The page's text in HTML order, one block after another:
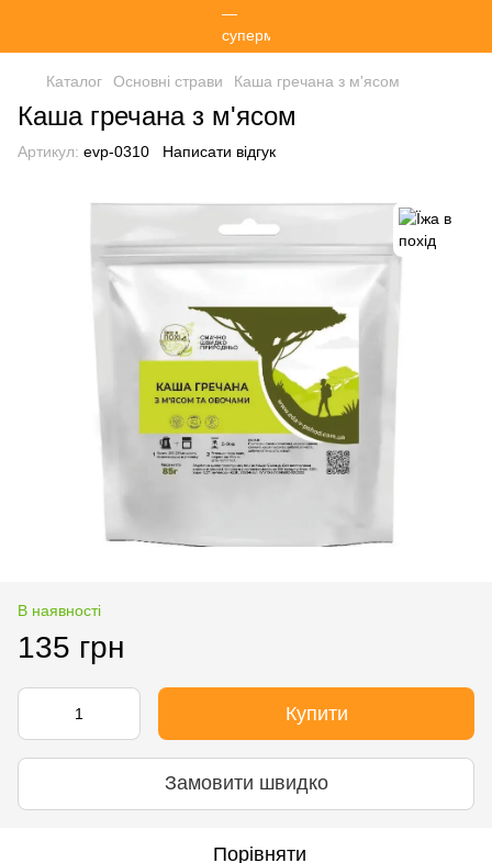
Каталог Основні страви Каша гречана з м'ясом
Каша гречана з м'ясом
Артикул: evp-0310 Написати відгук
В наявності
135 грн
Купити
Замовити швидко
Порівняти